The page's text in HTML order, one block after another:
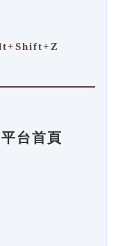
台首頁